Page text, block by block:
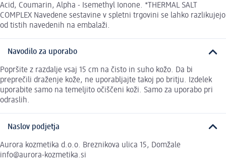
Acid, Coumarin, Alpha - Isemethyl Ionone. *THERMAL SALT
COMPLEX Navedene sestavine v spletni trgovini se lahko razlikujejo
od tistih navedenih na embalaži.
Navodilo za uporabo
Popršite z razdalje vsaj 15 cm na čisto in suho kožo. Da bi
preprečili draženje kože, ne uporabljajte takoj po britju. Izdelek
uporabite samo na temeljito očiščeni koži. Samo za uporabo pri
odraslih.
Naslov podjetja
Aurora kozmetika d.o.o. Breznikova ulica 15, Domžale
info@aurora-kozmetika.si